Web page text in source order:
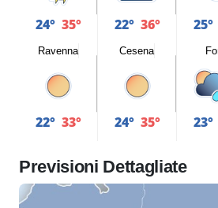
24° 35° 22° 36° 25°
Ravenna
22° 33°
Cesena
24° 35° 23°
Previsioni Dettagliate